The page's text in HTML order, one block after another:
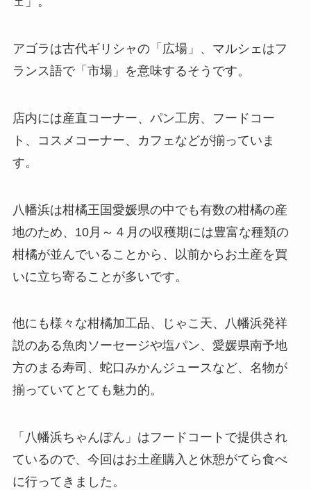
アゴラは古代ギリシャの「広場」、マルシェはフ
ランス語で「市場」を意味するそうです。
店内には産直コーナー、パン工房、フードコー
ト、コスメコーナー、カフェなどが揃っていま
す。
八幡浜は柑橘王国愛媛県の中でも有数の柑橘の産
地のため、10月～４月の収穫期には豊富な種類の
柑橘が並んでいることから、以前からお土産を買
いに立ち寄ることが多いです。
他にも様々な柑橘加工品、じゃこ天、八幡浜発祥
説のある魚肉ソーセージや塩パン、愛媛県南予地
方のまる寿司、蛇口みかんジュースなど、名物が
揃っていてとても魅力的。
「八幡浜ちゃんぽん」はフードコートで提供され
ているので、今回はお土産購入と休憩がてら食べ
に行ってきました。